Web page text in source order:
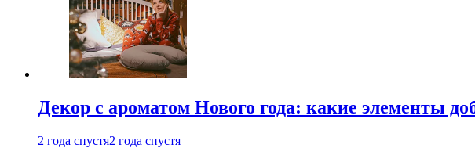
Декор с ароматом Нового года: какие элементы
2 года спустя2 года спустя